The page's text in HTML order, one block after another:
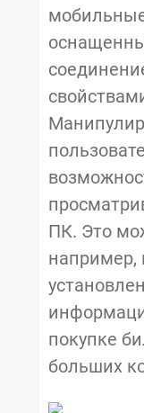
ПК. Это
например,
покупке
больших